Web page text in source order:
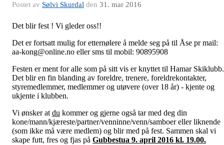
Postet av Sølvi Skurdal den 31. mar 2016
Det blir fest ! Vi gleder oss!!
Det er fortsatt mulig for etternølere å melde seg på til Åse pr mail:
aa-kong@online.no eller sms til mobil: 90895908
Festen er ment for alle som på sitt vis er knyttet til Hamar Skiklubb.
Det blir en fin blanding av foreldre, trenere, foreldrekontakter,
styremedlemmer, medlemmer og utøvere (over 18 år) - kjente og
ukjente i klubben.
Vi ønsker at du kommer og gjerne også tar med deg din
kone/mann/kjæreste/partner/venninne/venn/samboer eller liknende
(som ikke må være medlem) og blir med på fest. Sammen skal vi
skape futt, fres og fjas på Gubbestua 9. april 2016 kl. 19.00.